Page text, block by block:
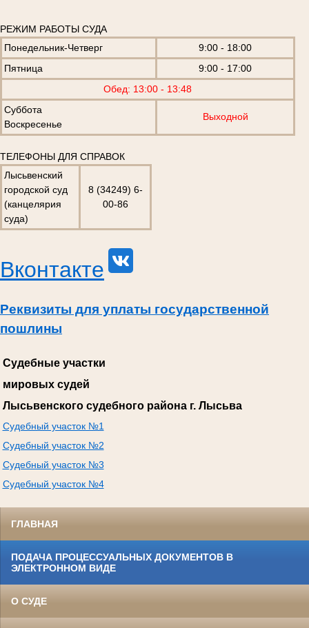
РЕЖИМ РАБОТЫ СУДА
Понедельник-Четверг
9:00 - 18:00
Пятница
9:00 - 17:00
Обед: 13:00 - 13:48
Суббота
Воскресенье
Выходной
ТЕЛЕФОНЫ ДЛЯ СПРАВОК
Лысьвенский
городской суд
(канцелярия
суда)
8 (34249) 6-
00-86
Вконтакте
Реквизиты для уплаты государственной
пошлины
Судебные участки
мировых судей
Лысьвенского судебного района г. Лысьва
Судебный участок №1
Судебный участок №2
Судебный участок №3
Судебный участок №4
ГЛАВНАЯ
ПОДАЧА ПРОЦЕССУАЛЬНЫХ ДОКУМЕНТОВ В
ЭЛЕКТРОННОМ ВИДЕ
О СУДЕ